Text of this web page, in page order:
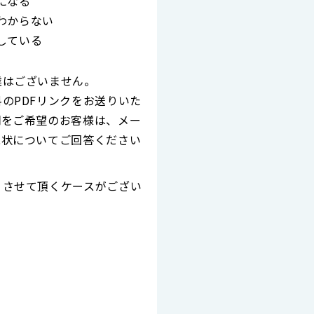
からない
ている
ございません。
PDFリンクをお送りいた
ご希望のお客様は、メー
についてご回答ください
せて頂くケースがござい